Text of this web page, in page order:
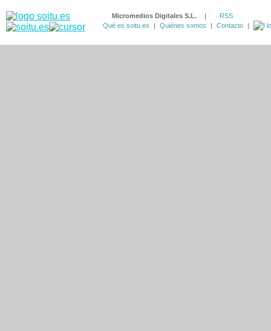
Micromedios Digitales S.L. |
RSS
Qué es soitu.es
| Quiénes somos | Contacto |